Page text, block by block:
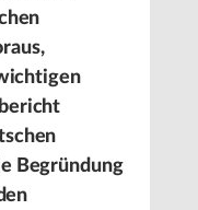
Begründung